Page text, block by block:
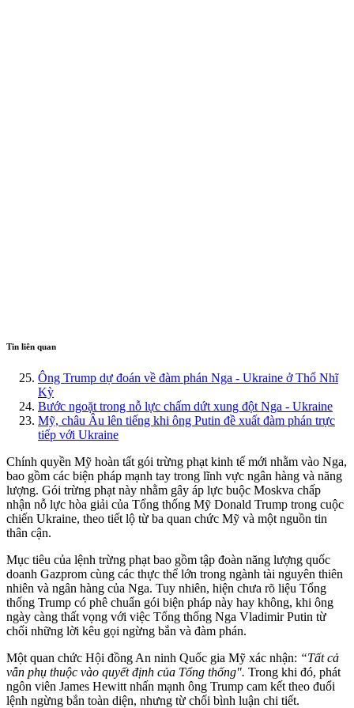
Tin liên quan
Ông Trump dự đoán về đàm phán Nga - Ukraine ở Thổ Nhĩ
Kỳ
Bước ngoặt trong nỗ lực chấm dứt xung đột Nga - Ukraine
Mỹ, châu Âu lên tiếng khi ông Putin đề xuất đàm phán trực
tiếp với Ukraine
Chính quyền Mỹ hoàn tất gói trừng phạt kinh tế mới nhằm vào Nga,
bao gồm các biện pháp mạnh tay trong lĩnh vực ngân hàng và năng
lượng. Gói trừng phạt này nhằm gây áp lực buộc Moskva chấp
nhận nỗ lực hòa giải của Tổng thống Mỹ Donald Trump trong cuộc
chiến Ukraine, theo tiết lộ từ ba quan chức Mỹ và một nguồn tin
thân cận.
Mục tiêu của lệnh trừng phạt bao gồm tập đoàn năng lượng quốc
doanh Gazprom cùng các thực thể lớn trong ngành tài nguyên thiên
nhiên và ngân hàng của Nga. Tuy nhiên, hiện chưa rõ liệu Tổng
thống Trump có phê chuẩn gói biện pháp này hay không, khi ông
ngày càng thất vọng với việc Tổng thống Nga Vladimir Putin từ
chối những lời kêu gọi ngừng bắn và đàm phán.
Một quan chức Hội đồng An ninh Quốc gia Mỹ xác nhận: “Tất cả
vẫn phụ thuộc vào quyết định của Tổng thống". Trong khi đó, phát
ngôn viên James Hewitt nhấn mạnh ông Trump cam kết theo đuổi
lệnh ngừng bắn toàn diện, nhưng từ chối bình luận chi tiết.